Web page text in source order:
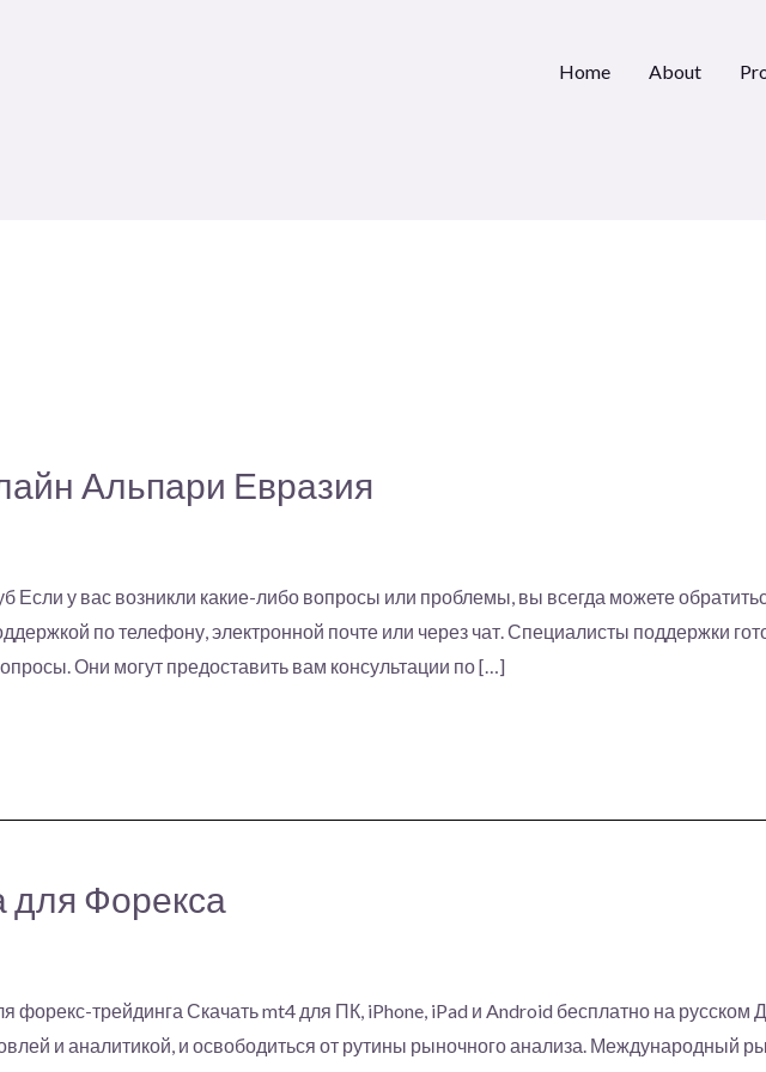
Home About
Альпари Евразия
Если у вас возникли какие-либо вопросы или проблемы, вы всегда можете
по телефону, электронной почте или через чат. Специалисты поддержки
Они могут предоставить вам консультации по […]
для Форекса
форекс-трейдинга Скачать mt4 для ПК, iPhone, iPad и Android бесплатно на русском
и аналитикой, и освободиться от рутины рыночного анализа. Международный